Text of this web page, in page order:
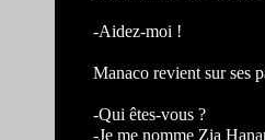
-Aidez-moi !
Manaco revient sur ses
-Qui êtes-vous ?
-Je me nomme Zia